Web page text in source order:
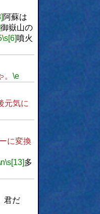
阿蘇は
御嶽山の
\s[6]噴火
\e
元気に
に変換
\s[13]多
君だ